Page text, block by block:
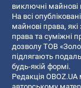
виключні майнові
На всі
майнові права,
права та суміжні
дозволу ТОВ
підлягають
будь-якій формі.
Редакція